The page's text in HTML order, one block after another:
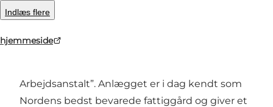
Indlæs flere
hjemmeside
Arbejdsanstalt”. Anlægget er i dag kendt som
Nordens bedst bevarede fattiggård og giver et